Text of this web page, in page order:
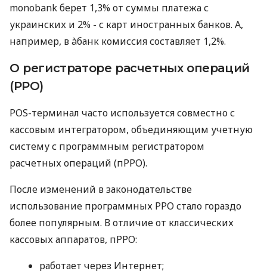
monobank берет 1,3% от суммы платежа с
украинских и 2% - с карт иностранных банков. А,
например, в àбанк комиссия составляет 1,2%.
О регистраторе расчетных операций
(РРО)
POS-терминал часто используется совместно с
кассовым интегратором, объединяющим учетную
систему с программным регистратором
расчетных операций (пРРО).
После изменений в законодательстве
использование программных РРО стало гораздо
более популярным. В отличие от классических
кассовых аппаратов, пРРО:
работает через Интернет;